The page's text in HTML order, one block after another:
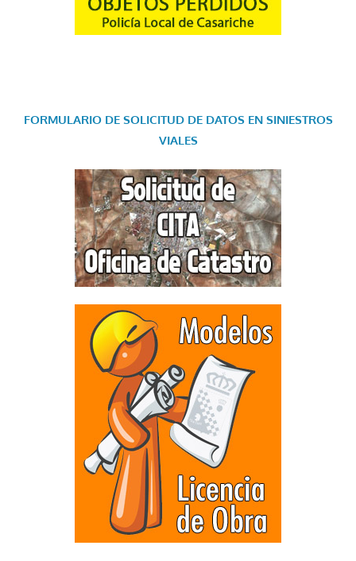
FORMULARIO DE SOLICITUD DE DATOS EN SINIESTROS
VIALES